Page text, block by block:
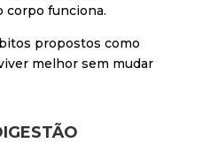
corpo funciona.
propostos como
melhor sem mudar